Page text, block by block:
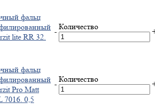
фальц
lite RR 32.
-
Количество
фальц
Pro Matt
7016. 0,5
-
Количество